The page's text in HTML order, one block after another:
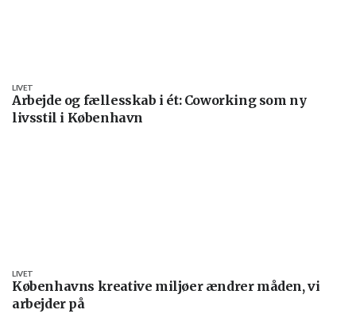
Arbejde og fællesskab i ét: Coworking som ny
livsstil i København
LIVET
Københavns kreative miljøer ændrer måden, vi
arbejder på
LIVET